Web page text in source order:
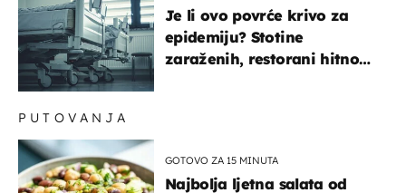
Je li ovo povrće krivo za
epidemiju? Stotine
zaraženih, restorani hitno
PUTOVANJA
GOTOVO ZA 15 MINUTA
Najbolja ljetna salata od